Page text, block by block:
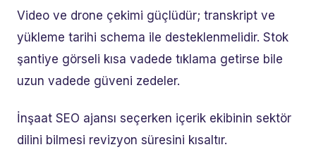
Video ve drone çekimi güçlüdür; transkript ve
yükleme tarihi schema ile desteklenmelidir. Stok
şantiye görseli kısa vadede tıklama getirse bile
uzun vadede güveni zedeler.
İnşaat SEO ajansı seçerken içerik ekibinin sektör
dilini bilmesi revizyon süresini kısaltır.